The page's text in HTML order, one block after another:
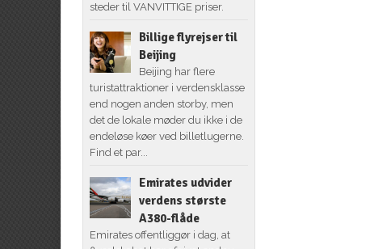
steder til VANVITTIGE priser.
Billige flyrejser til
Beijing
Beijing har flere
turistattraktioner i verdensklasse
end nogen anden storby, men
det de lokale møder du ikke i de
endeløse køer ved billetlugerne.
Find et par...
Emirates udvider
verdens største
A380-flåde
Emirates offentliggør i dag, at